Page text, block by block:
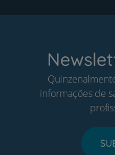
informações de